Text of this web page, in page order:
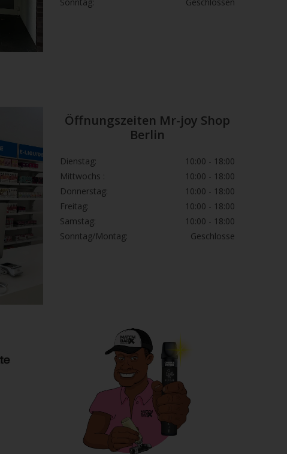
Öffnungszeiten Mr-joy Shop
Berlin
Dienstag:
10:00 - 18:00
Mittwochs :
10:00 - 18:00
Donnerstag:
10:00 - 18:00
Freitag:
10:00 - 18:00
Samstag:
10:00 - 18:00
Sonntag/Montag:
Geschlosse